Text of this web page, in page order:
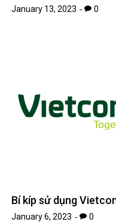
January 13, 2023 0
Bí kíp sử dụng
January 6, 2023 0